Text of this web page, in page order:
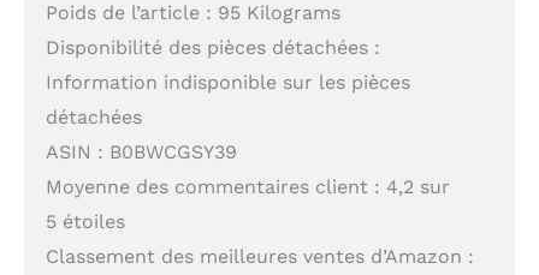
Poids de l’article : 95 Kilograms
Disponibilité des pièces détachées :
Information indisponible sur les pièces
détachées
ASIN : B0BWCGSY39
Moyenne des commentaires client : 4,2 sur
5 étoiles
Classement des meilleures ventes d’Amazon :